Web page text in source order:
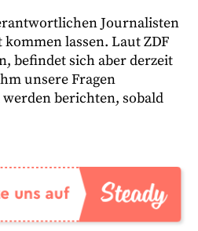
Journalisten
lassen. Laut ZDF
befindet sich aber derzeit
unsere Fragen
berichten, sobald